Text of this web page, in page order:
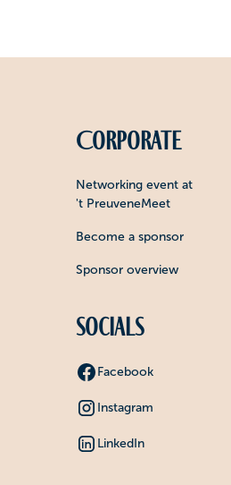
Corporate
Networking event at
't PreuveneMeet
Become a sponsor
Sponsor overview
Socials
Facebook
Instagram
LinkedIn